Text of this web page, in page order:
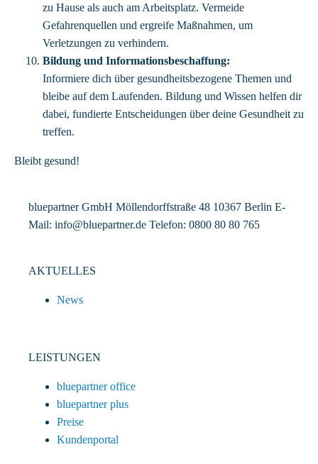
zu Hause als auch am Arbeitsplatz. Vermeide
Gefahrenquellen und ergreife Maßnahmen, um
Verletzungen zu verhindern.
Bildung und Informationsbeschaffung:
Informiere dich über gesundheitsbezogene Themen und
bleibe auf dem Laufenden. Bildung und Wissen helfen dir
dabei, fundierte Entscheidungen über deine Gesundheit zu
treffen.
Bleibt gesund!
bluepartner GmbH Möllendorffstraße 48 10367 Berlin E-
Mail: info@bluepartner.de Telefon: 0800 80 80 765
AKTUELLES
News
LEISTUNGEN
bluepartner office
bluepartner plus
Preise
Kundenportal